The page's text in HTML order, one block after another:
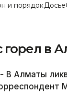
и порядок Досье
горел в
Алматы